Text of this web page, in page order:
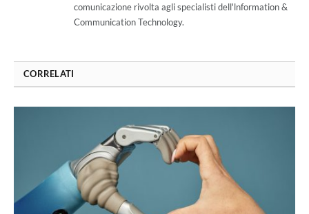
comunicazione rivolta agli specialisti dell'lnformation &
Communication Technology.
CORRELATI